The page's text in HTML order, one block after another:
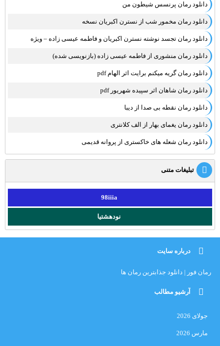
دانلود رمان پرنسس شیطون من
دانلود رمان مخمور شب از نسترن اکبریان نسخه
دانلود رمان تجسد نوشته نسترن اکبریان و فاطمه عیسی زاده – ویژه
دانلود رمان منشوری از فاطمه عیسی زاده (بازنویسی شده)
دانلود رمان گریه میکنم برایت اثر الهام pdf
دانلود رمان شاهان اثر سپیده شهریور pdf
دانلود رمان نقطه بی صدا از دیبا
دانلود رمان یغمای بهار از الف کلانتری
دانلود رمان شعله های خاکستری از پروانه قدیمی
تبلیغات متنی
98iiia
نودهشتیا
درباره سایت
رمان فور | دانلود جذابترین رمان ها
آرشیو مطالب
جولای 2026
مارس 2026